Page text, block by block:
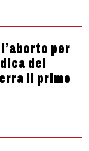
per
del
il primo